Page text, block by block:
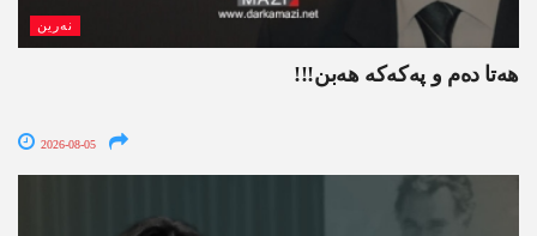
نەرین
ھەتا دەم و پەکەکە ھەبن!!!
2026-08-05